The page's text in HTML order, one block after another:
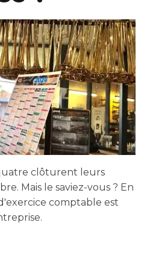
clôturent leurs
Mais le saviez-vous ? En
comptable est